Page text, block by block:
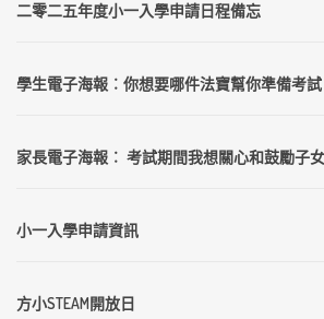
二零二五年度小一入學申請日程備忘
學生電子海報︰你想要哪件法寶幫你準備考試
家長電子海報︰ 考試期間我想關心和鼓勵子
小一入學申請資訊
方小STEAM開放日